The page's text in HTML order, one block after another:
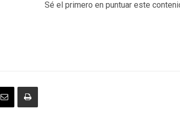
Sé el primero en puntuar este